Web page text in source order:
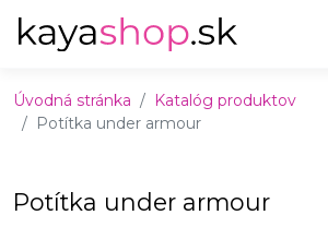
Úvodná stránka
Katalóg produktov
Potítka under armour
Potítka under armour